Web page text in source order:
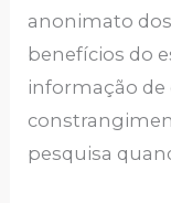
anonimato
benefícios do
informação de
pesquisa